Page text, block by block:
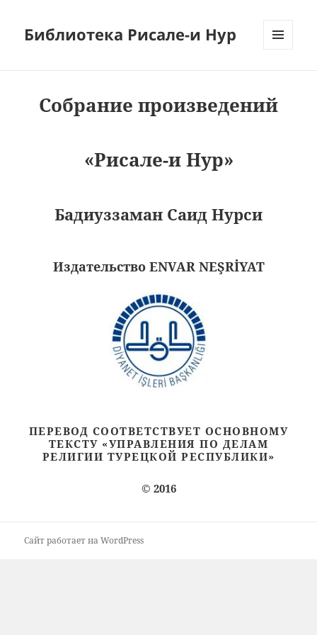
Библиотека Рисале-и Нур
Собрание произведений
«Рисале-и Нур»
Бадиуззаман Саид Нурси
Издательство ENVAR NEŞRİYAT
ПЕРЕВОД СООТВЕТСТВУЕТ ОСНОВНОМУ
ТЕКСТУ «УПРАВЛЕНИЯ ПО ДЕЛАМ
РЕЛИГИИ ТУРЕЦКОЙ РЕСПУБЛИКИ»
© 2016
Сайт работает на WordPress